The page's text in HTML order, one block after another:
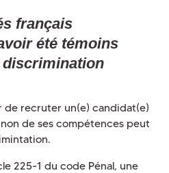
français
été témoins
discrimination
de recruter un(e) candidat(e)
de ses compétences peut
225-1 du code Pénal, une